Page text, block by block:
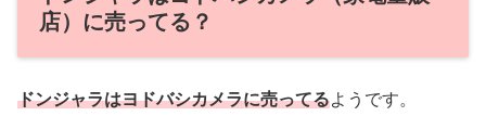
店）に売ってる？
ドンジャラはヨドバシカメラに売ってるようです。